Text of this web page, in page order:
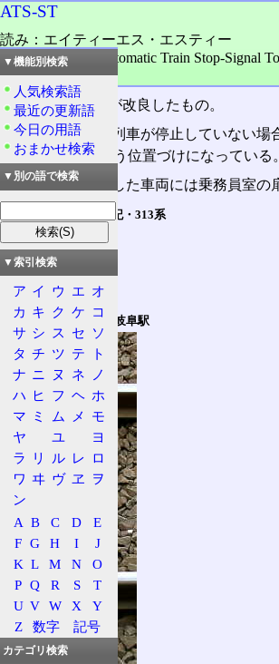
ATS-ST
読み：エイティーエス・エスティー
外語：ATS-ST: Automatic Train Stop-Signal
品詞：名詞
ATS-SをJR東海
が改良したもの。
停止信号直下で列車が停止していない場
く、別のATSという位置づけになっている。
この装置を搭載した車両には乗務員室
ATS-ST 装備車の表記・313系
ATS-ST 地上子・JR岐阜駅
▼機能別検索
人気検索語
最近の更新語
今日の用語
おまかせ検索
▼別の語で検索
▼索引検索
ア イ ウ エ オ
カ キ ク ケ コ
サ シ ス セ ソ
タ チ ツ テ
ト
ナ ニ ヌ ネ
ノ
ハ ヒ フ ヘ ホ
マ ミ ム メ
モ
ヤ
ユ
ヨ
ラ
リ ル レ ロ
ワ ヰ ヴ ヱ
ヲ
ン
A B C D
E
F G H I
J
K L M N
O
P Q R S
T
U V W X
Y
Z
数字 記号
カテゴリ検索